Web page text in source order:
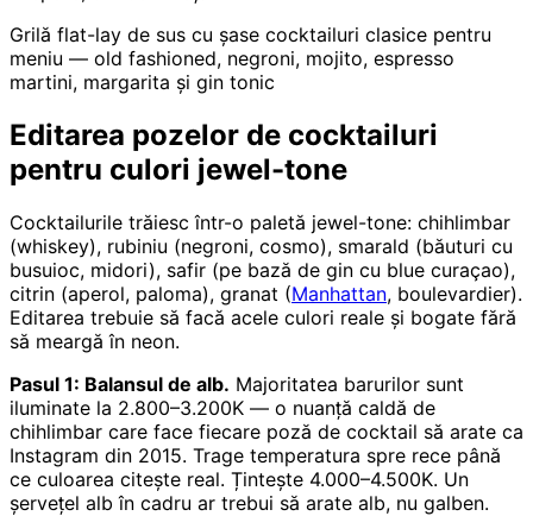
Grilă flat-lay de sus cu șase cocktailuri clasice pentru
meniu — old fashioned, negroni, mojito, espresso
martini, margarita și gin tonic
Editarea pozelor de cocktailuri
pentru culori jewel-tone
Cocktailurile trăiesc într-o paletă jewel-tone: chihlimbar
(whiskey), rubiniu (negroni, cosmo), smarald (băuturi cu
busuioc, midori), safir (pe bază de gin cu blue curaçao),
citrin (aperol, paloma), granat (Manhattan, boulevardier).
Editarea trebuie să facă acele culori reale și bogate fără
să meargă în neon.
Pasul 1: Balansul de alb. Majoritatea barurilor sunt
iluminate la 2.800–3.200K — o nuanță caldă de
chihlimbar care face fiecare poză de cocktail să arate ca
Instagram din 2015. Trage temperatura spre rece până
ce culoarea citește real. Țintește 4.000–4.500K. Un
șervețel alb în cadru ar trebui să arate alb, nu galben.